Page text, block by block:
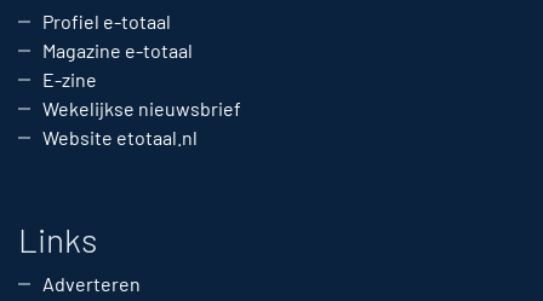
Profiel e-totaal
Magazine e-totaal
E-zine
Wekelijkse nieuwsbrief
Website etotaal.nl
Links
Adverteren